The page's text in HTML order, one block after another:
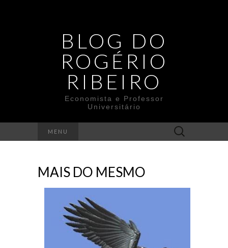
BLOG DO
ROGÉRIO
RIBEIRO
Economista e Professor
Universitário
MENU
Search
for:
MAIS DO MESMO